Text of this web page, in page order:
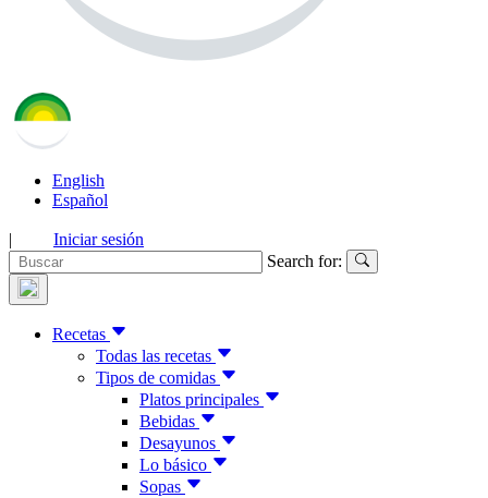
English
Español
|
Iniciar sesión
Search for:
Recetas
Todas las recetas
Tipos de comidas
Platos principales
Bebidas
Desayunos
Lo básico
Sopas